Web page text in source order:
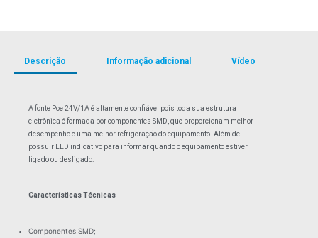
Descrição Informação adicional Vídeo
A fonte Poe 24V/1A é altamente confiável pois toda sua estrutura
eletrônica é formada por componentes SMD, que proporcionam melhor
desempenho e uma melhor refrigeração do equipamento. Além de
possuir LED indicativo para informar quando o equipamento estiver
ligado ou desligado.
Características Técnicas
Componentes SMD;